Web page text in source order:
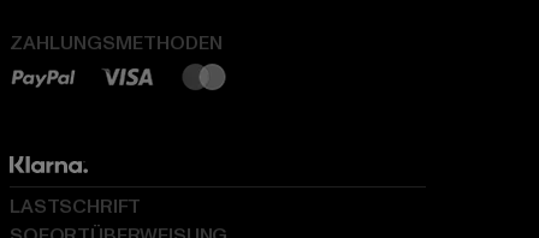
ZAHLUNGSMETHODEN
LASTSCHRIFT